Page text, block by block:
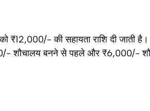
₹12,000/- की सहायता राशि दी जाती है।
शौचालय बनने से पहले और ₹6,000/-